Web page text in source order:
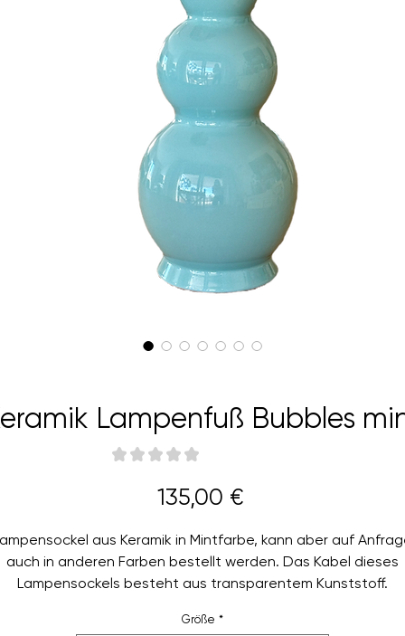
Lampenfuß Bubbles
★ ★ ★ ★ ★
135,00 €Preis
aus Keramik in Mintfarbe, kann aber auf
auch in anderen Farben bestellt werden. Das Kabel dieses
Lampensockels besteht aus transparentem Kunststoff.
Breite: 16cm
Größe *